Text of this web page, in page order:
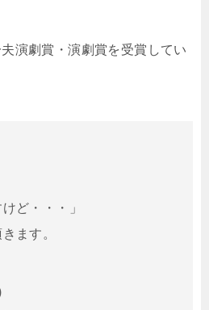
演劇賞・演劇賞を受賞してい
ど・・・」
ます。